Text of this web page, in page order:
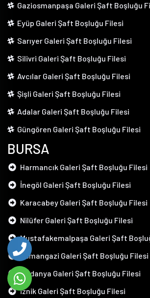
Gaziosmanpaşa Galeri Şaft Boşluğu
Eyüp Galeri Şaft Boşluğu Filesi
Sarıyer Galeri Şaft Boşluğu Filesi
Silivri Galeri Şaft Boşluğu Filesi
Avcılar Galeri Şaft Boşluğu Filesi
Şişli Galeri Şaft Boşluğu Filesi
Adalar Galeri Şaft Boşluğu Filesi
Güngören Galeri Şaft Boşluğu Filesi
BURSA
Harmancık Galeri Şaft Boşluğu Filesi
İnegöl Galeri Şaft Boşluğu Filesi
Karacabey Galeri Şaft Boşluğu Filesi
Nilüfer Galeri Şaft Boşluğu Filesi
Mustafakemalpaşa Galeri Şaft
Osmangazi Galeri Şaft Boşluğu Filesi
Mudanya Galeri Şaft Boşluğu Filesi
İznik Galeri Şaft Boşluğu Filesi